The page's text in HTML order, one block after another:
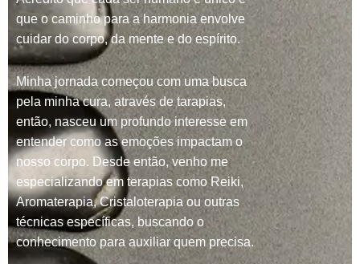
que o caminho para a harmonia envolve
cuidar do corpo, da mente e do espírito.
Minha jornada começou com uma busca
pela minha cura, através de tarapias,
então, nasceu um profundo interesse em
entender como as emoções impactam o
nosso corpo. Desde então, venho me
especializando em terapias como Reiki,
Aromaterapia, Cristaloterapia ou outras
técnicas específicas, buscando o
conhecimento para auxiliar quem precisa.